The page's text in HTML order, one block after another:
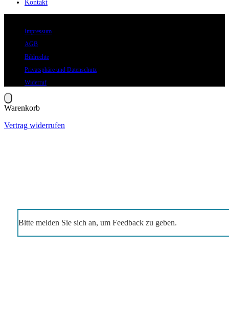
Kontakt
Impressum
AGB
Bildrechte
Privatsphäre und Datenschutz
Widerruf
Warenkorb
Vertrag widerrufen
Bitte melden Sie sich an, um Feedback zu geben.